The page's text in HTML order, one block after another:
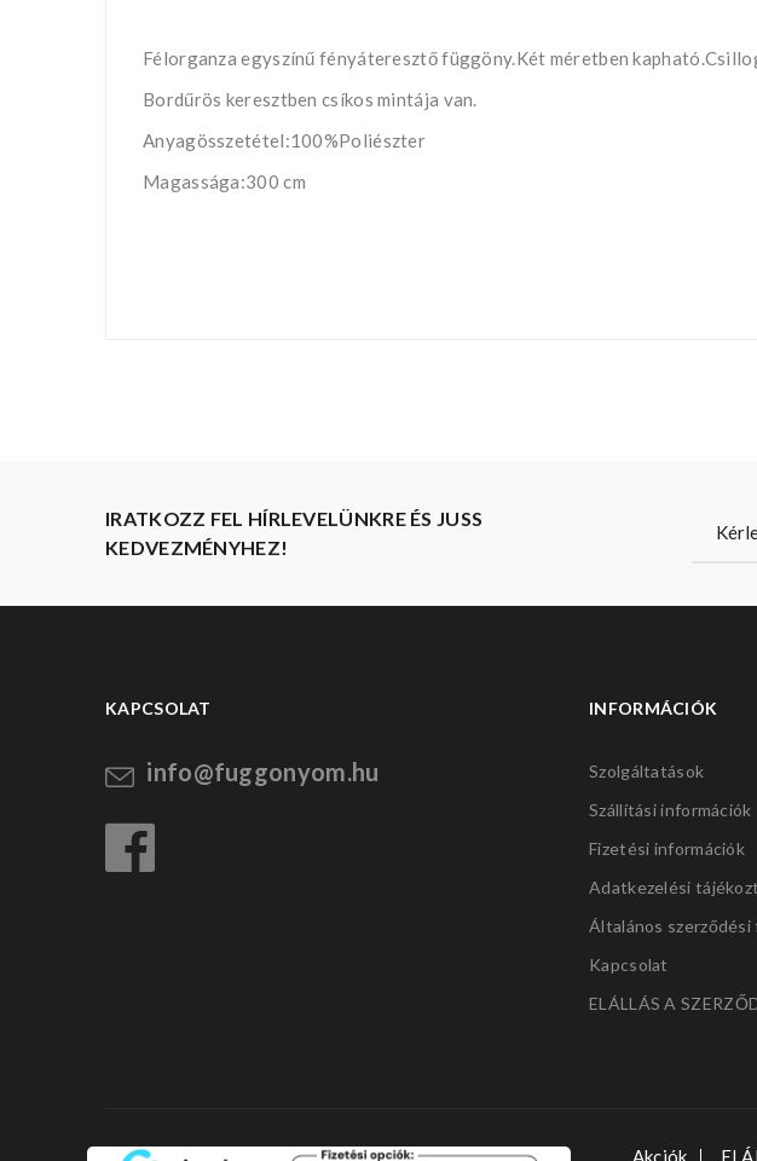
Félorganza egyszínű fényáteresztő függöny.Két méretben
Bordűrös keresztben csíkos mintája van.
Anyagösszetétel:100%Poliészter
Magassága:300 cm
IRATKOZZ FEL HÍRLEVELÜNKRE ÉS JUSS
KEDVEZMÉNYHEZ!
KAPCSOLAT
info@fuggonyom.hu
INFORMÁCIÓK
Szolgáltatások
Szállítási információk
Fizetési információk
Adatkezelési
Általános
Kapcsolat
ELÁLLÁS A
Akciók